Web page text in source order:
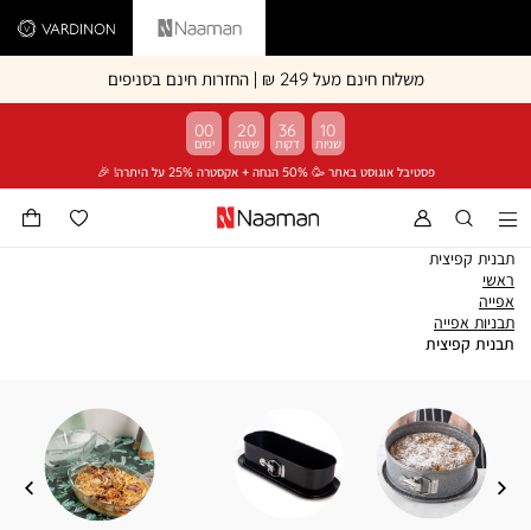
Vardinon Naaman
משלוח חינם מעל 249 ₪ | החזרות חינם בסניפים
פסטיבל אוגוסט באתר 🥳 50% הנחה + אקסטרה 25% על היתרה! 🎉
00 20 36 10
תבנית קפיצית
ראשי
אפייהאפייה
תבניות אפייהתבניות
אפייהתבנית קפיצית